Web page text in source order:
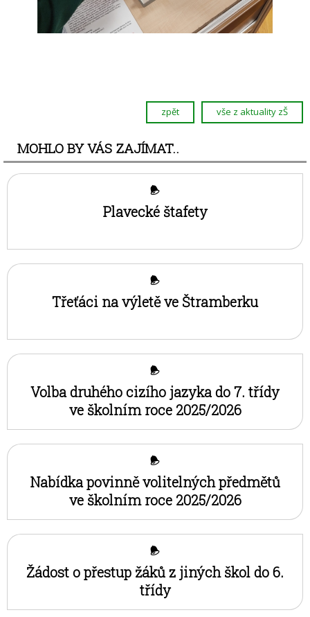
vše z aktuality zŠ
zpět
MOHLO BY VÁS ZAJÍMAT..
Plavecké štafety
Třeťáci na výletě ve Štramberku
Volba druhého cizího jazyka do 7. třídy
ve školním roce 2025/2026
Nabídka povinně volitelných předmětů
ve školním roce 2025/2026
Žádost o přestup žáků z jiných škol do 6.
třídy